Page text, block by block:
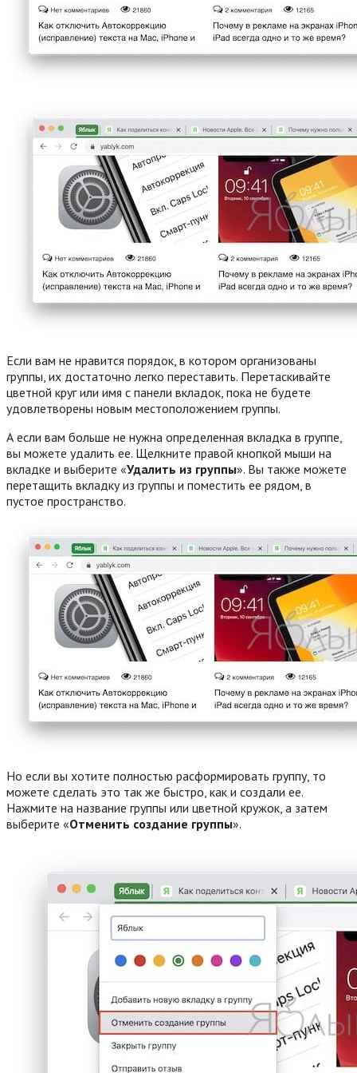
Если вам не нравится порядок, в котором организованы
группы, их достаточно легко переставить. Перетаскивайте
цветной круг или имя с панели вкладок, пока не будете
удовлетворены новым местоположением группы.
А если вам больше не нужна определенная вкладка в группе,
вы можете удалить ее. Щелкните правой кнопкой мыши на
вкладке и выберите «Удалить из группы». Вы также можете
перетащить вкладку из группы и поместить ее рядом, в
пустое пространство.
Но если вы хотите полностью расформировать группу, то
можете сделать это так же быстро, как и создали ее.
Нажмите на название группы или цветной кружок, а затем
выберите «Отменить создание группы».